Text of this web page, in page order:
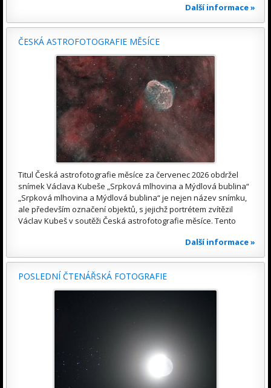
Další informace »
ČESKÁ ASTROFOTOGRAFIE MĚSÍCE
Titul Česká astrofotografie měsíce za červenec 2026 obdržel
snímek Václava Kubeše „Srpková mlhovina a Mýdlová bublina“
„Srpková mlhovina a Mýdlová bublina“ je nejen název snímku,
ale především označení objektů, s jejichž portrétem zvítězil
Václav Kubeš v soutěži Česká astrofotografie měsíce. Tento
Další informace »
POSLEDNÍ ČTENÁŘSKÁ FOTOGRAFIE